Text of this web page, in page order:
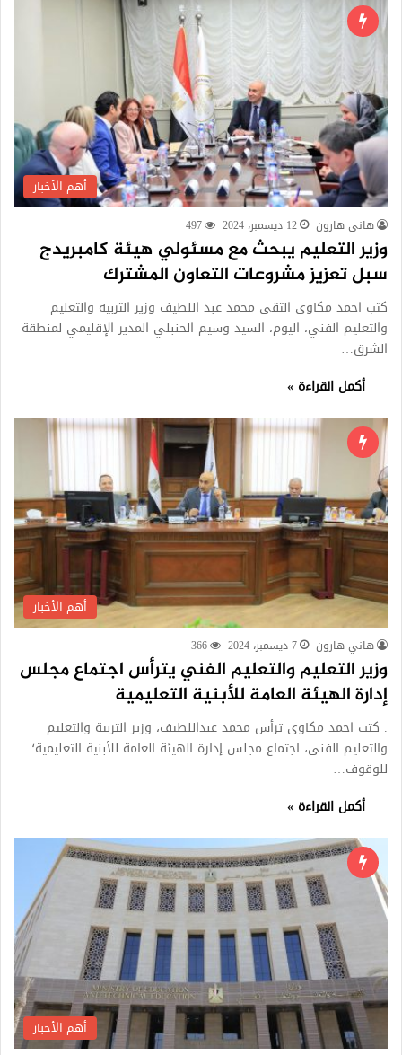
أهم الأخبار
هاني هارون 12 ديسمبر، 2024 497
وزير التعليم يبحث مع مسئولي هيئة كامبريدج
سبل تعزيز مشروعات التعاون المشترك
كتب احمد مكاوى التقى محمد عبد اللطيف وزير التربية والتعليم
والتعليم الفني، اليوم، السيد وسيم الحنبلي المدير الإقليمي لمنطقة
الشرق…
أكمل القراءة »
أهم الأخبار
هاني هارون 7 ديسمبر، 2024 366
وزير التعليم والتعليم الفني يترأس اجتماع مجلس
إدارة الهيئة العامة للأبنية التعليمية
. كتب احمد مكاوى ترأس محمد عبداللطيف، وزير التربية والتعليم
والتعليم الفنى، اجتماع مجلس إدارة الهيئة العامة للأبنية التعليمية؛
للوقوف…
أكمل القراءة »
أهم الأخبار